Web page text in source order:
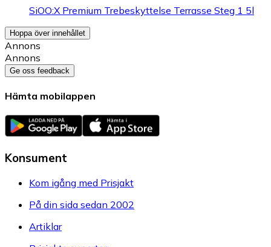
SiOO:X Premium Trebeskyttelse Terrasse Steg 1 5l
Hoppa över innehållet
Annons
Annons
Ge oss feedback
Hämta mobilappen
Konsument
Kom igång med Prisjakt
På din sida sedan 2002
Artiklar